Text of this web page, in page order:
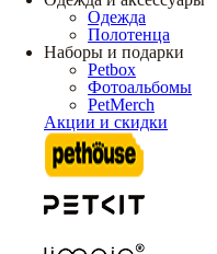
Одежда
Полотенца
Наборы и подарки
Petbox
Фотоальбомы
PetMerch
Акции и скидки